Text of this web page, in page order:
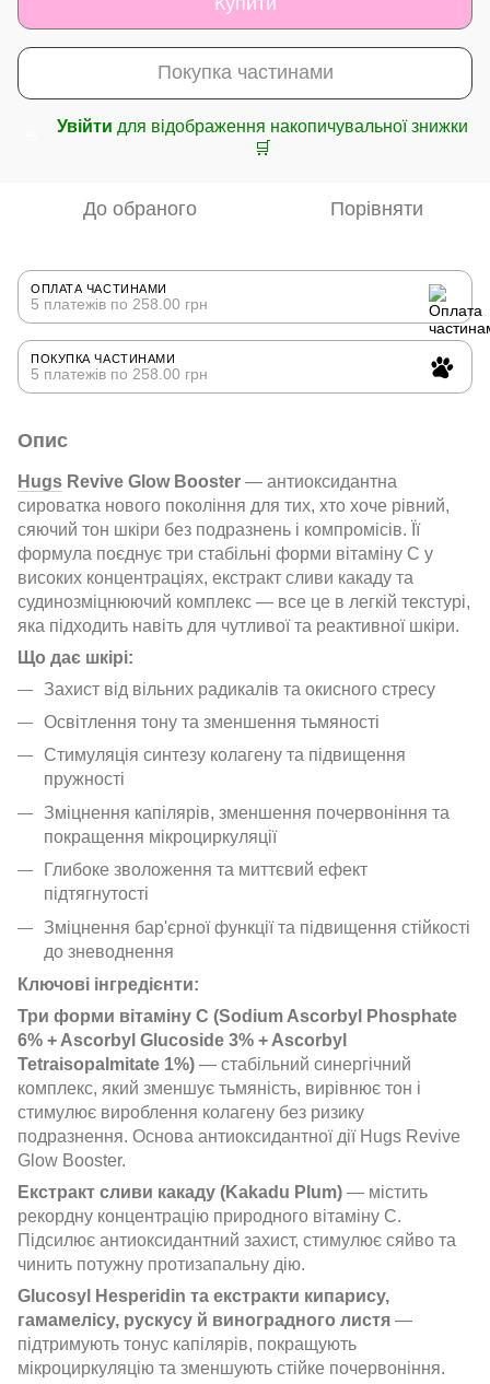
Покупка частинами
Увійти для відображення накопичувальної знижки
🛒
До обраного Порівняти
ОПЛАТА ЧАСТИНАМИ
5 платежів по 258.00 грн
ПОКУПКА ЧАСТИНАМИ
5 платежів по 258.00 грн
Опис
Hugs Revive Glow Booster — антиоксидантна
сироватка нового покоління для тих, хто хоче рівний,
сяючий тон шкіри без подразнень і компромісів. Її
формула поєднує три стабільні форми вітаміну C у
високих концентраціях, екстракт сливи какаду та
судинозміцнюючий комплекс — все це в легкій текстурі,
яка підходить навіть для чутливої та реактивної шкіри.
Що дає шкірі:
Захист від вільних радикалів та окисного стресу
Освітлення тону та зменшення тьмяності
Стимуляція синтезу колагену та підвищення
пружності
Зміцнення капілярів, зменшення почервоніння та
покращення мікроциркуляції
Глибоке зволоження та миттєвий ефект
підтягнутості
Зміцнення бар'єрної функції та підвищення стійкості
до зневоднення
Ключові інгредієнти:
Три форми вітаміну C (Sodium Ascorbyl Phosphate
6% + Ascorbyl Glucoside 3% + Ascorbyl
Tetraisopalmitate 1%) — стабільний синергічний
комплекс, який зменшує тьмяність, вирівнює тон і
стимулює вироблення колагену без ризику
подразнення. Основа антиоксидантної дії Hugs Revive
Glow Booster.
Екстракт сливи какаду (Kakadu Plum) — містить
рекордну концентрацію природного вітаміну C.
Підсилює антиоксидантний захист, стимулює сяйво та
чинить потужну протизапальну дію.
Glucosyl Hesperidin та екстракти кипарису,
гамамелісу, рускусу й виноградного листя —
підтримують тонус капілярів, покращують
мікроциркуляцію та зменшують стійке почервоніння.